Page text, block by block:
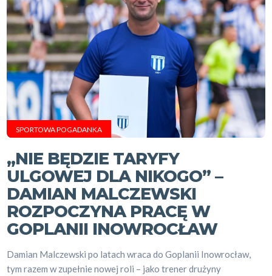
SPORTOWA POGADANKA
„NIE BĘDZIE TARYFY
ULGOWEJ DLA NIKOGO” –
DAMIAN MALCZEWSKI
ROZPOCZYNA PRACĘ W
GOPLANII INOWROCŁAW
Damian Malczewski po latach wraca do Goplanii Inowrocław,
tym razem w zupełnie nowej roli – jako trener drużyny